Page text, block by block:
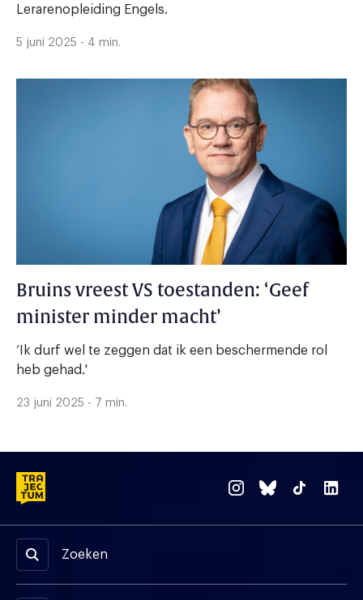
Lerarenopleiding Engels.
5 juni 2025 - 4 min.
Bruins vreest VS toestanden: ‘Geef
minister minder macht’
‘Ik durf wel te zeggen dat ik een beschermende rol
heb gehad.'
23 juni 2025 - 7 min.
Zoeken